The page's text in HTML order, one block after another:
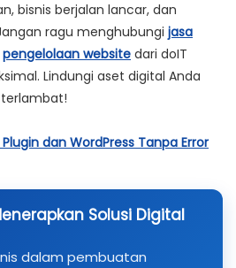
bisnis berjalan lancar, dan
ragu menghubungi jasa
pengelolaan website dari doIT
Lindungi aset digital Anda
dan WordPress Tanpa Error
Solusi Digital
dalam pembuatan